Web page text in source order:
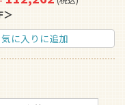
に入りに追加